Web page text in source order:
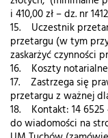
i 410,00 zł – dz. nr
15. Uczestnik
przetargu (w tym
zaskarżyć czynności
16. Koszty
17. Zastrzega się
przetargu z ważnej
18. Kontakt: 14 6525
do wiadomości na